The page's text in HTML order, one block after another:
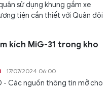
sử dụng khung gầm xe
tiện cần thiết với Quân đội
kích MiG-31 trong kho
17/07/2024 06:00
- Các nguồn thông tin mở cho